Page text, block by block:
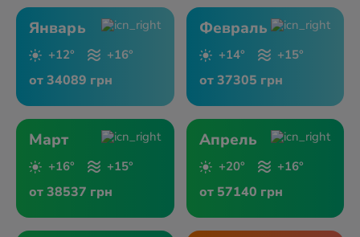
Январь
+12° +16°
от 34089 грн
Февраль
+14° +15°
от 37305 грн
Март
+16° +15°
от 38537 грн
Апрель
+20° +16°
от 57140 грн